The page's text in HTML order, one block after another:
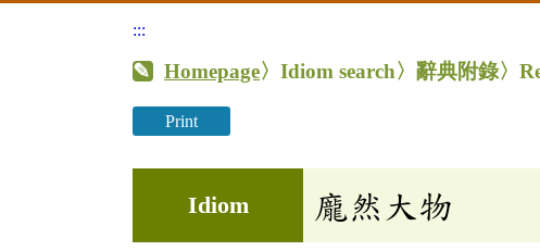
:::
Homepage〉Idiom search〉辭典附錄〉
Print
Idiom 龐然大物